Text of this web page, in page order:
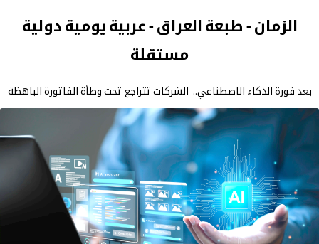
الزمان - طبعة العراق - عربية يومية دولية
مستقلة
بعد فورة الذكاء الاصطناعي.. الشركات تتراجع تحت وطأة الفاتورة الباهظة